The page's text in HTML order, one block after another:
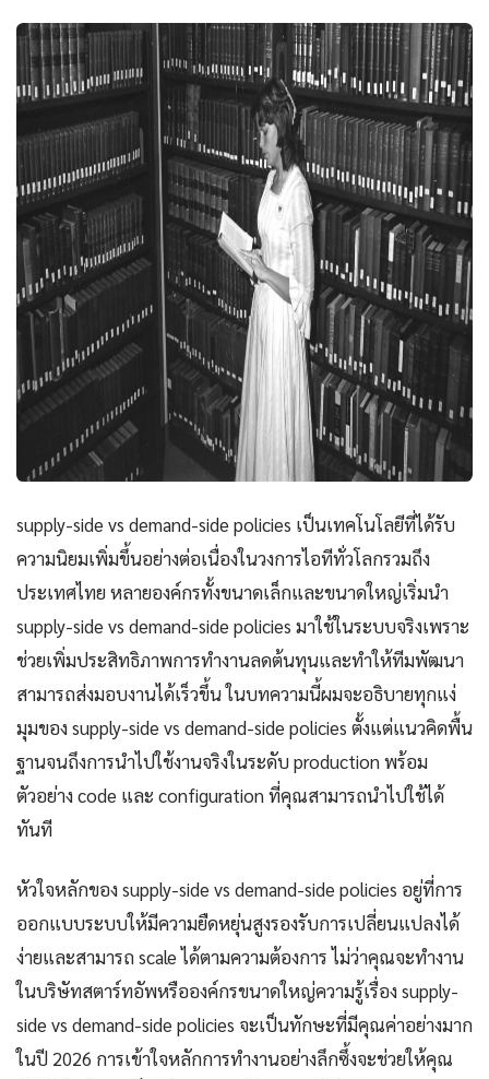
supply-side vs demand-side policies เป็นเทคโนโลยีที่ได้รับ
ความนิยมเพิ่มขึ้นอย่างต่อเนื่องในวงการไอทีทั่วโลกรวมถึง
ประเทศไทย หลายองค์กรทั้งขนาดเล็กและขนาดใหญ่เริ่มนำ
supply-side vs demand-side policies มาใช้ในระบบจริงเพราะ
ช่วยเพิ่มประสิทธิภาพการทำงานลดต้นทุนและทำให้ทีมพัฒนา
สามารถส่งมอบงานได้เร็วขึ้น ในบทความนี้ผมจะอธิบายทุกแง่
มุมของ supply-side vs demand-side policies ตั้งแต่แนวคิดพื้น
ฐานจนถึงการนำไปใช้งานจริงในระดับ production พร้อม
ตัวอย่าง code และ configuration ที่คุณสามารถนำไปใช้ได้
ทันที
หัวใจหลักของ supply-side vs demand-side policies อยู่ที่การ
ออกแบบระบบให้มีความยืดหยุ่นสูงรองรับการเปลี่ยนแปลงได้
ง่ายและสามารถ scale ได้ตามความต้องการ ไม่ว่าคุณจะทำงาน
ในบริษัทสตาร์ทอัพหรือองค์กรขนาดใหญ่ความรู้เรื่อง supply-
side vs demand-side policies จะเป็นทักษะที่มีคุณค่าอย่างมาก
ในปี 2026 การเข้าใจหลักการทำงานอย่างลึกซึ้งจะช่วยให้คุณ